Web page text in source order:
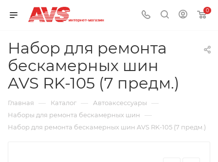
0
Набор для ремонта
бескамерных шин
AVS RK-105 (7 предм.)
Главная — Каталог — Автоаксессуары —
Наборы для ремонта бескамерных шин —
Набор для ремонта бескамерных шин AVS RK-105 (7 предм.)